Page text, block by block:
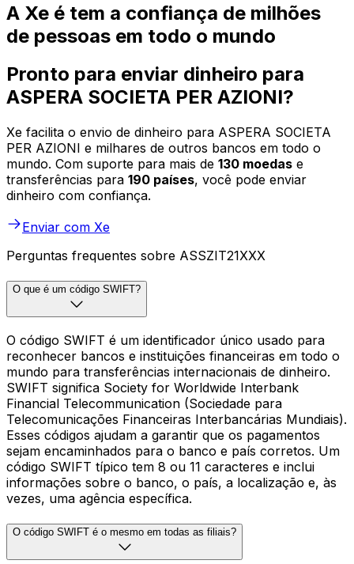
A Xe é tem a confiança de milhões
de pessoas em todo o mundo
Pronto para enviar dinheiro para
ASPERA SOCIETA PER AZIONI?
Xe facilita o envio de dinheiro para ASPERA SOCIETA
PER AZIONI e milhares de outros bancos em todo o
mundo. Com suporte para mais de 130 moedas e
transferências para 190 países, você pode enviar
dinheiro com confiança.
Enviar com Xe
Perguntas frequentes sobre ASSZIT21XXX
O que é um código SWIFT?
O código SWIFT é um identificador único usado para
reconhecer bancos e instituições financeiras em todo o
mundo para transferências internacionais de dinheiro.
SWIFT significa Society for Worldwide Interbank
Financial Telecommunication (Sociedade para
Telecomunicações Financeiras Interbancárias Mundiais).
Esses códigos ajudam a garantir que os pagamentos
sejam encaminhados para o banco e país corretos. Um
código SWIFT típico tem 8 ou 11 caracteres e inclui
informações sobre o banco, o país, a localização e, às
vezes, uma agência específica.
O código SWIFT é o mesmo em todas as filiais?